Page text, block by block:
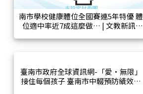
南市學校健康體位全國賽連5年特優 體
位適中率近7成這麼做… | 文教新訊 |
臺南市政府全球資訊網-「愛‧無限」
接住每個孩子 臺南市中輟預防績效亮